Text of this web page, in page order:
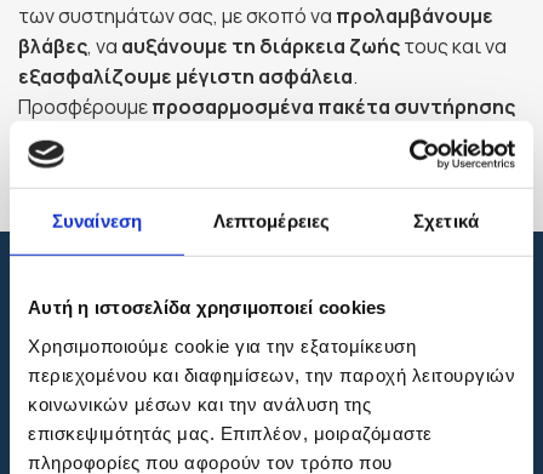
Συναίνεση Λεπτομέρειες Σχετικά
Αυτή η ιστοσελίδα χρησιμοποιεί cookies
Χρησιμοποιούμε cookie για την εξατομίκευση
περιεχομένου και διαφημίσεων, την παροχή λειτουργιών
κοινωνικών μέσων και την ανάλυση της
επισκεψιμότητάς μας. Επιπλέον, μοιραζόμαστε
πληροφορίες που αφορούν τον τρόπο που
των συστημάτων σας, με σκοπό να προλαμβάνουμε
βλάβες, να αυξάνουμε τη διάρκεια ζωήςτους και να
εξασφαλίζουμε μέγιστη ασφάλεια.
Προσφέρουμεπροσαρμοσμένα πακέτα συντήρησης
για κατοικίες και επιχειρήσεις, ανάλογα με τις ανάγκες
και τη συχνότητα χρήσης.
MALTAS AUTOMATIC
DOORS;
25+ χρόνια εμπειρίας
και εξειδικευμένο τεχνικό προσωπικό.